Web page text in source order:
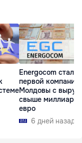
Energocom стала
первой
Молдовы с
свыше миллиарда
евро
6 дней назад